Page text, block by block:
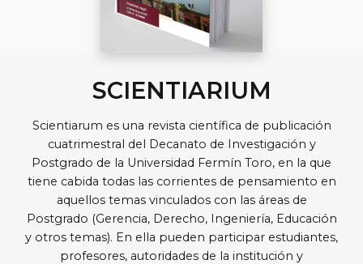
SCIENTIARIUM
Scientiarum es una revista científica de publicación
cuatrimestral del Decanato de Investigación y
Postgrado de la Universidad Fermín Toro, en la que
tiene cabida todas las corrientes de pensamiento en
aquellos temas vinculados con las áreas de
Postgrado (Gerencia, Derecho, Ingeniería, Educación
y otros temas). En ella pueden participar estudiantes,
profesores, autoridades de la institución y